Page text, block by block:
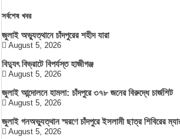
সর্বশেষ খবর
জুলাই অভ্যুত্থানে চাঁদপুরের শহীদ যারা
August 5, 2026
বিদ্যুৎ বিভ্রাটে বিপর্যস্ত হাজীগঞ্জ
August 5, 2026
জুলাই আন্দোলনে হামলা: চাঁদপুরে ৩৭৮ জনের বিরুদ্ধে চার্জশিট
August 5, 2026
জুলাই গনঅভ্যুত্থান স্মরণে চাঁদপুরে ইসলামী ছাত্র শিবিরের
August 5, 2026